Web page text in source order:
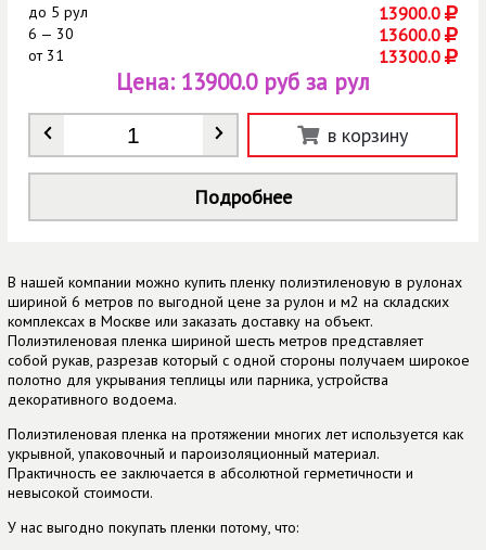
до 5 рул 13900.0
6 — 30 13600.0
от31 13300.0
Количество
Цена: 13900.0 руб за рул
в корзину
Подробнее
В нашей компании можно купить пленку полиэтиленовую в рулонах
шириной 6 метров по выгодной цене за рулон и м2 на складских
комплексах в Москве или заказать доставку на объект.
Полиэтиленовая пленка шириной шесть метров представляет
собой рукав, разрезав который с одной стороны получаем широкое
полотно для укрывания теплицы или парника, устройства
декоративного водоема.
Полиэтиленовая пленка на протяжении многих лет используется как
укрывной, упаковочный и пароизоляционный материал.
Практичность ее заключается в абсолютной герметичности и
невысокой стоимости.
У нас выгодно покупать пленки потому, что: